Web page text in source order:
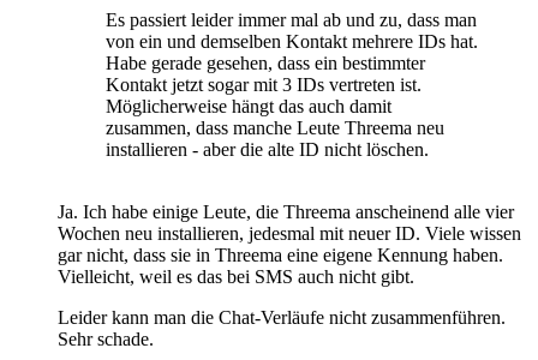
Es passiert leider immer mal ab und zu, dass man
von ein und demselben Kontakt mehrere IDs hat.
Habe gerade gesehen, dass ein bestimmter
Kontakt jetzt sogar mit 3 IDs vertreten ist.
Möglicherweise hängt das auch damit
zusammen, dass manche Leute Threema neu
installieren - aber die alte ID nicht löschen.
Ja. Ich habe einige Leute, die Threema anscheinend alle vier
Wochen neu installieren, jedesmal mit neuer ID. Viele wissen
gar nicht, dass sie in Threema eine eigene Kennung haben.
Vielleicht, weil es das bei SMS auch nicht gibt.
Leider kann man die Chat-Verläufe nicht zusammenführen.
Sehr schade.